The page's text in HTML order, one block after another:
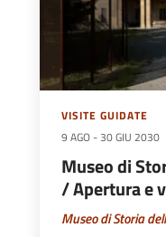
VISITE GUIDATE
9 AGO -30 GIU 2030
Museo di
/ Apertura e
Museo di Storia